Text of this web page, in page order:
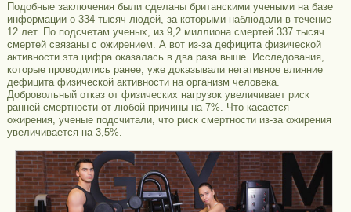
Подобные заключения были сделаны британскими учеными на базе
информации о 334 тысяч людей, за которыми наблюдали в течение
12 лет. По подсчетам ученых, из 9,2 миллиона смертей 337 тысяч
смертей связаны с ожирением. А вот из-за дефицита физической
активности эта цифра оказалась в два раза выше. Исследования,
которые проводились ранее, уже доказывали негативное влияние
дефицита физической активности на организм человека.
Добровольный отказ от физических нагрузок увеличивает риск
ранней смертности от любой причины на 7%. Что касается
ожирения, ученые подсчитали, что риск смертности из-за ожирения
увеличивается на 3,5%.